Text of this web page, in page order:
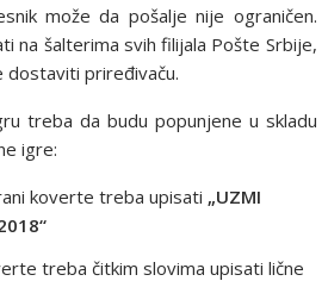
može da pošalje nije ograničen.
na šalterima svih filijala Pošte Srbije,
dostaviti priređivaču.
treba da budu popunjene u skladu
igre:
koverte treba upisati „UZMI
treba čitkim slovima upisati lične